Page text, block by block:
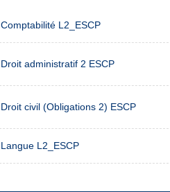
Comptabilité L2_ESCP
Droit administratif 2 ESCP
Droit civil (Obligations 2) ESCP
Langue L2_ESCP